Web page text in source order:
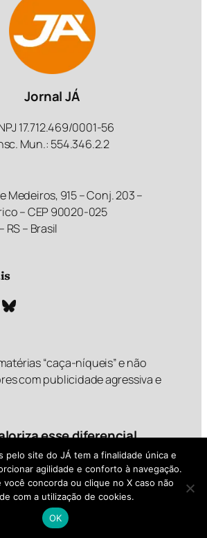
Jornal JÁ
17.712.469/0001-56
Mun.: 554.346.2.2
Medeiros, 915 – Conj. 203 –
– CEP 90020-025
RS – Brasil
Bluesky
“caça-níqueis” e não
com publicidade agressiva e
esse diferencial
R$ R$
2,00 R$
5,00 R$
?,??
pelo site do JÁ tem a finalidade única e
agilidade e conforto à navegação.
você concorda ou clique no X caso não
com a utilização de cookies.
OK